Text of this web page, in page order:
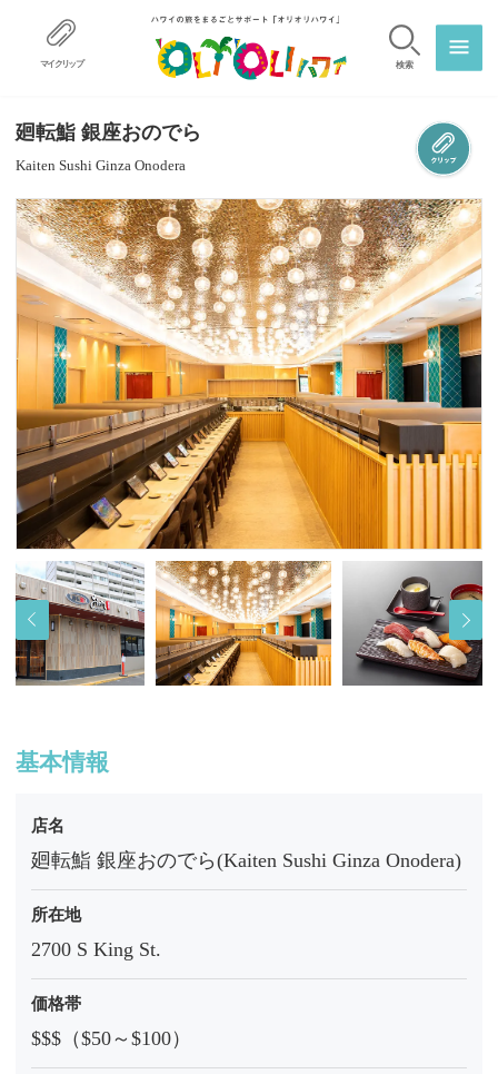
マイクリップ 検索
廻転鮨 銀座おのでら
Kaiten Sushi Ginza Onodera
基本情報
店名
廻転鮨 銀座おのでら(Kaiten Sushi Ginza Onodera)
所在地
2700 S King St.
価格帯
$$$（$50～$100）